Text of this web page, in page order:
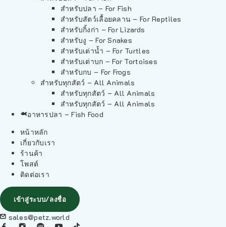
สำหรับปลา – For Fish
สำหรับสัตว์เลื้อยคลาน – For Reptiles
สำหรับกิ้งก่า – For Lizards
สำหรับงู – For Snakes
สำหรับเต่าน้ำ – For Turtles
สำหรับเต่าบก – For Tortoises
สำหรับกบ – For Frogs
สำหรับทุกสัตว์ – All Animals
สำหรับทุกสัตว์ – All Animals
สำหรับทุกสัตว์ – All Animals
อาหารปลา – Fish Food
หน้าหลัก
เกี่ยวกับเรา
ร้านค้า
โพสต์
ติดต่อเรา
เข้าสู่ระบบ/ลงชื่อ
sales@petz.world